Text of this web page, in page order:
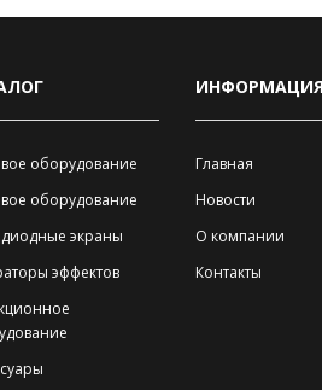
оборудование
оборудование
экраны
эффектов
ИНФОРМАЦИЯ
Главная
Новости
О компании
Контакты